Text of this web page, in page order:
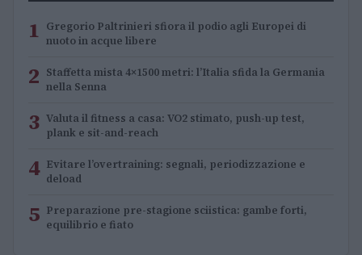
1 Gregorio Paltrinieri sfiora il podio agli Europei di
nuoto in acque libere
2 Staffetta mista 4×1500 metri: l’Italia sfida la Germania
nella Senna
3 Valuta il fitness a casa: VO2 stimato, push-up test,
plank e sit-and-reach
4 Evitare l’overtraining: segnali, periodizzazione e
deload
5 Preparazione pre-stagione sciistica: gambe forti,
equilibrio e fiato